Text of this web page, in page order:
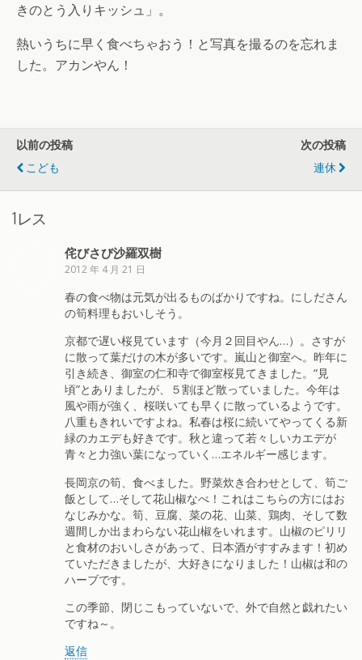
きのとう入りキッシュ」。
熱いうちに早く食べちゃおう！と写真を撮るのを忘れま
した。アカンやん！
以前の投稿
こども
次の投稿
連休
1レス
侘びさび沙羅双樹
2012 年 4 月 21 日
春の食べ物は元気が出るものばかりですね。にしださん
の筍料理もおいしそう。
京都で遅い桜見ています（今月２回目やん…）。さすが
に散って葉だけの木が多いです。嵐山と御室へ。昨年に
引き続き、御室の仁和寺で御室桜見てきました。“見
頃”とありましたが、５割ほど散っていました。今年は
風や雨が強く、桜咲いても早くに散っているようです。
八重もきれいですよね。私春は桜に続いてやってくる新
緑のカエデも好きです。秋と違って若々しいカエデが
青々と力強い葉になっていく…エネルギー感じます。
長岡京の筍、食べました。野菜炊き合わせとして、筍ご
飯として…そして花山椒なべ！これはこちらの方にはお
なじみかな。筍、豆腐、菜の花、山菜、鶏肉、そして数
週間しか出まわらない花山椒をいれます。山椒のピリリ
と食材のおいしさがあって、日本酒がすすみます！初め
ていただきましたが、大好きになりました！山椒は和の
ハーブです。
この季節、閉じこもっていないで、外で自然と戯れたい
ですね～。
返信